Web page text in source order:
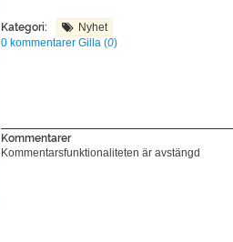
Kategori:
Nyhet
0 kommentarer Gilla (0)
Kommentarer
Kommentarsfunktionaliteten är avstängd